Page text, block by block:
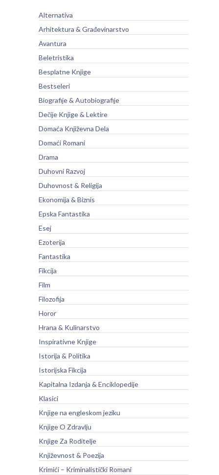
Alternativa
Arhitektura & Građevinarstvo
Avantura
Beletristika
Besplatne Knjige
Bestseleri
Biografije & Autobiografije
Dečije Knjige & Lektire
Domaća Književna Dela
Domaći Romani
Drama
Duhovni Razvoj
Duhovnost & Religija
Ekonomija & Biznis
Epska Fantastika
Esej
Ezoterija
Fantastika
Fikcija
Film
Filozofija
Horor
Hrana & Kulinarstvo
Inspirativne Knjige
Istorija & Politika
Istorijska Fikcija
Kapitalna Izdanja & Enciklopedije
Klasici
Knjige na engleskom jeziku
Knjige O Zdravlju
Knjige Za Roditelje
Književnost & Poezija
Krimići – Kriminalistički Romani